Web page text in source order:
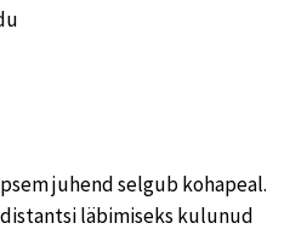
juhend selgub kohapeal.
läbimiseks kulunud